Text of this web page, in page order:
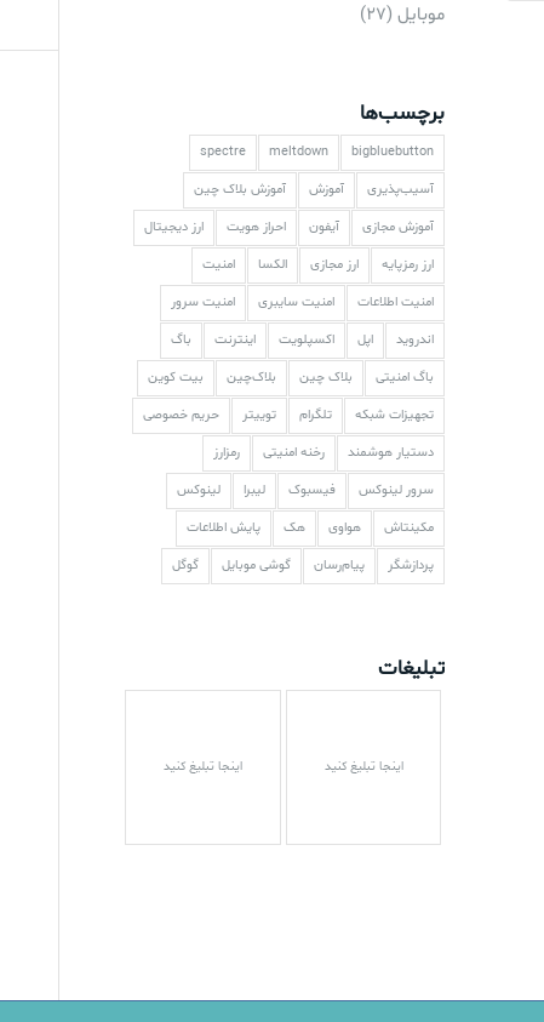
موبایل (27)
برچسب‌ها
bigbluebutton
meltdown
spectre
آسیب‌پذیری آموزش آموزش بلاک چین
آموزش مجازی آیفون احراز هویت ارز دیجیتال
ارز رمزپایه ارز مجازی الکسا امنیت
امنیت اطلاعات امنیت سایبری امنیت سرور
اندروید اپل اکسپلویت اینترنت باگ
باگ امنیتی بلاک چین بلاک‌چین بیت کوین
تجهیزات شبکه تلگرام توییتر حریم خصوصی
دستیار هوشمند رخنه امنیتی رمزارز
سرور لینوکس فیسبوک لیبرا لینوکس
مکینتاش هواوی هک پایش اطلاعات
پردازشگر پیام‌رسان گوشی موبایل گوگل
تبلیغات
اینجا تبلیغ کنید اینجا تبلیغ کنید